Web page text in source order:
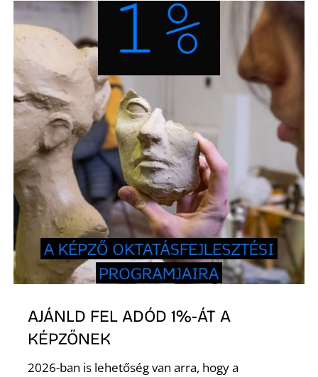
AJÁNLD FEL ADÓD 1%-ÁT A
KÉPZŐNEK
2026-ban is lehetőség van arra, hogy a